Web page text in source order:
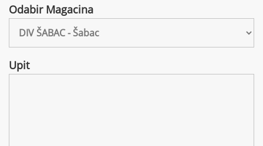
Odabir Magacina
Upit